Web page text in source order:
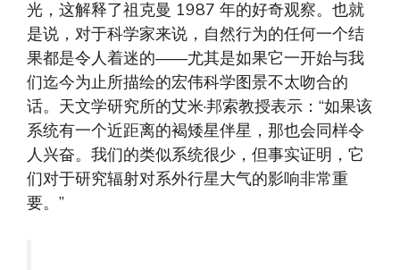
光，这解释了祖克曼 1987 年的好奇观察。也就
是说，对于科学家来说，自然行为的任何一个结
果都是令人着迷的——尤其是如果它一开始与我
们迄今为止所描绘的宏伟科学图景不太吻合的
话。天文学研究所的艾米·邦索教授表示：“如果该
系统有一个近距离的褐矮星伴星，那也会同样令
人兴奋。我们的类似系统很少，但事实证明，它
们对于研究辐射对系外行星大气的影响非常重
要。”